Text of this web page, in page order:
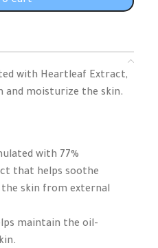
with Heartleaf Extract,
and moisturize the skin.
with 77%
that helps soothe
skin from external
maintain the oil-